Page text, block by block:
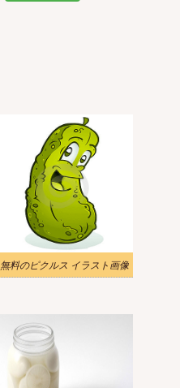
無料のピクルス イラスト画像